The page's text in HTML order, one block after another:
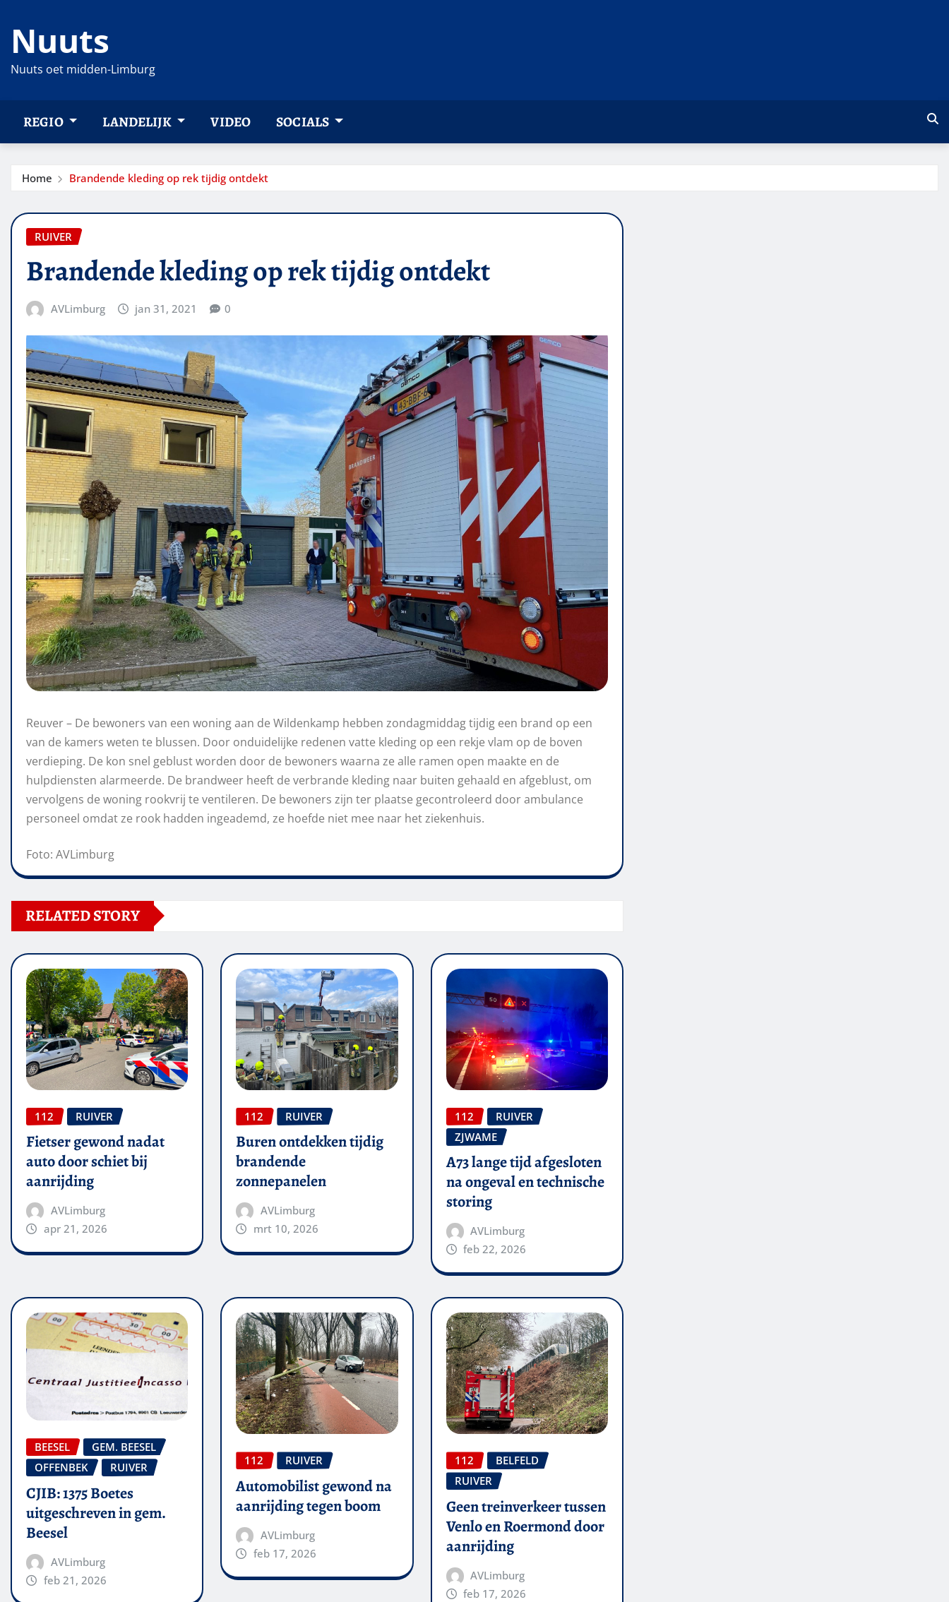
naar
inhoud
Nuuts
Nuuts oet midden-Limburg
REGIO LANDELIJK VIDEO SOCIALS
Home Brandende kleding op rek tijdig ontdekt
RUIVER
Brandende kleding op rek tijdig ontdekt
AVLimburg jan 31, 2021 0
Reuver – De bewoners van een woning aan de Wildenkamp hebben zondagmiddag tijdig een brand op een
van de kamers weten te blussen. Door onduidelijke redenen vatte kleding op een rekje vlam op de boven
verdieping. De kon snel geblust worden door de bewoners waarna ze alle ramen open maakte en de
hulpdiensten alarmeerde. De brandweer heeft de verbrande kleding naar buiten gehaald en afgeblust, om
vervolgens de woning rookvrij te ventileren. De bewoners zijn ter plaatse gecontroleerd door ambulance
personeel omdat ze rook hadden ingeademd, ze hoefde niet mee naar het ziekenhuis.
Foto: AVLimburg
RELATED STORY
112 RUIVER
Fietser gewond nadat
auto door schiet bij
aanrijding
AVLimburg
apr 21, 2026
112 RUIVER
Buren ontdekken tijdig
brandende
zonnepanelen
AVLimburg
mrt 10, 2026
112
RUIVER
ZJWAME
A73 lange tijd afgesloten
na ongeval en technische
storing
AVLimburg
feb 22, 2026
BEESEL
GEM. BEESEL
OFFENBEK
RUIVER
CJIB: 1375 Boetes
uitgeschreven in gem.
Beesel
AVLimburg
feb 21, 2026
112 RUIVER
Automobilist gewond na
aanrijding tegen boom
AVLimburg
feb 17, 2026
112
BELFELD
RUIVER
Geen treinverkeer tussen
Venlo en Roermond door
aanrijding
AVLimburg
feb 17, 2026